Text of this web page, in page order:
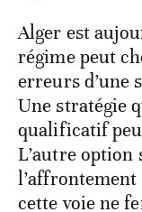
Alger est
régime peut
erreurs d’une
Une stratégie
qualificatif peu
L’autre option
cette voie ne